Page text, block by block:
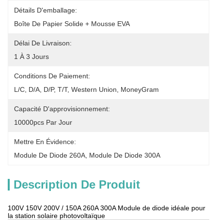
Détails D'emballage:
Boîte De Papier Solide + Mousse EVA
Délai De Livraison:
1 À 3 Jours
Conditions De Paiement:
L/C, D/A, D/P, T/T, Western Union, MoneyGram
Capacité D'approvisionnement:
10000pcs Par Jour
Mettre En Évidence:
Module De Diode 260A Module De Diode 300A
Description De Produit
100V 150V 200V / 150A 260A 300A Module de diode idéale pour
la station solaire photovoltaïque